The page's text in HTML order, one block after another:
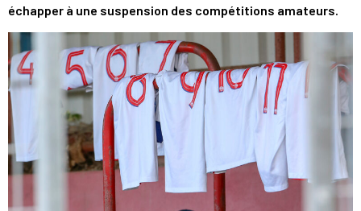
échapper à une suspension des compétitions amateurs.